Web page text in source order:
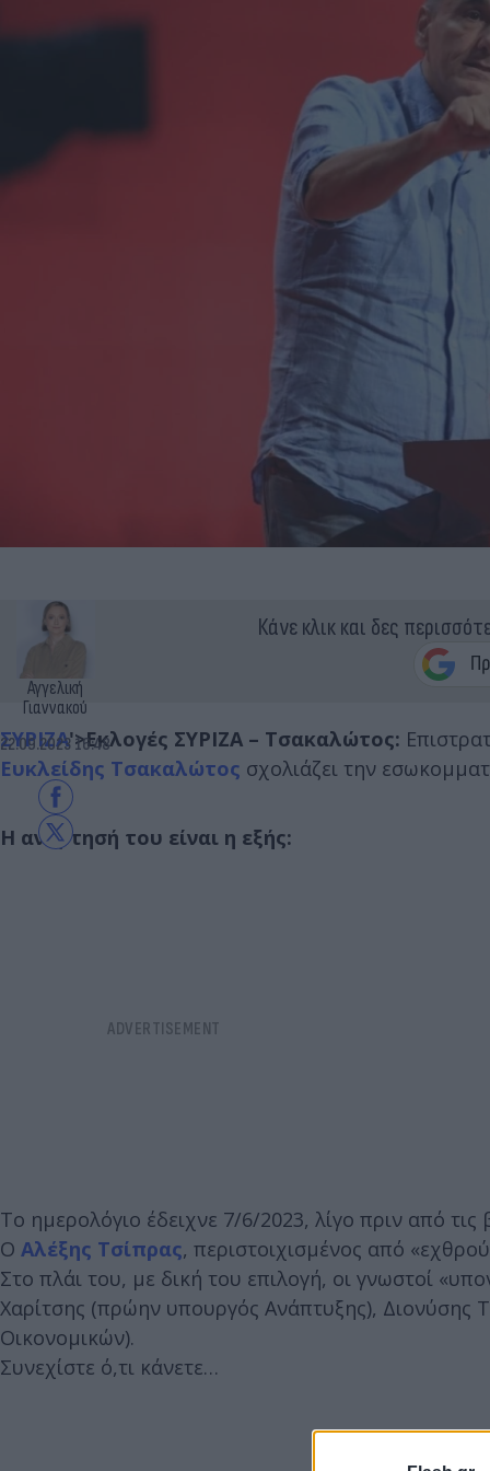
Αγγελική
Γιαννακού
22.09.2023 16:48
Κάνε κλικ και δες
ΣΥΡΙΖΑ'>Εκλογές ΣΥΡΙΖΑ – Τσακαλώτος:
Ευκλείδης Τσακαλώτος σχολιάζει την
Η ανάρτησή του είναι η εξής:
Το ημερολόγιο έδειχνε 7/6/2023, λίγο πριν από τις
Ο Αλέξης Τσίπρας, περιστοιχισμένος από
Στο πλάι του, με δική του επιλογή, οι γνωστοί
Χαρίτσης (πρώην υπουργός Ανάπτυξης),
Οικονομικών).
Συνεχίστε ό,τι κάνετε…